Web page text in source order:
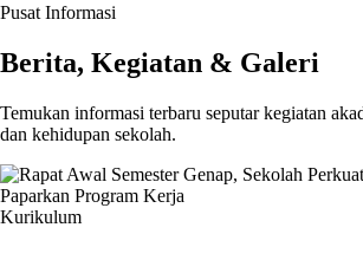
Pusat Informasi
Berita, Kegiatan & Galeri
Temukan informasi terbaru seputar kegiatan
dan kehidupan sekolah.
Kurikulum